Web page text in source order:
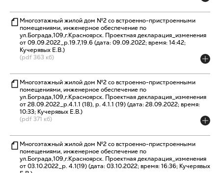
Многоэтажный жилой дом №2 со встроенно-пристроенными
помещениями, инженерное обеспечение по
ул.Бограда,109,г.Красноярск. Проектная декларация_изменения
от 09.09.2022_р.19.7,19.6 (дата: 09.09.2022; время: 14:42;
Кучерявых Е.В.)
(pdf 363 кб)
Многоэтажный жилой дом №2 со встроенно-пристроенными
помещениями, инженерное обеспечение по
ул.Бограда,109,г.Красноярск. Проектная декларация_изменения
от 28.09.2022_р.4.1.1 (18), р. 4.1.1 (19) (дата: 28.09.2022; время:
10:33; Кучерявых Е.В.)
(pdf 371 кб)
Многоэтажный жилой дом №2 со встроенно-пристроенными
помещениями, инженерное обеспечение по
ул.Бограда,109,г.Красноярск. Проектная декларация_изменения
от 03.10.2022_р. 4.1(19) (дата: 03.10.2022; время: 16:36; Кучерявых